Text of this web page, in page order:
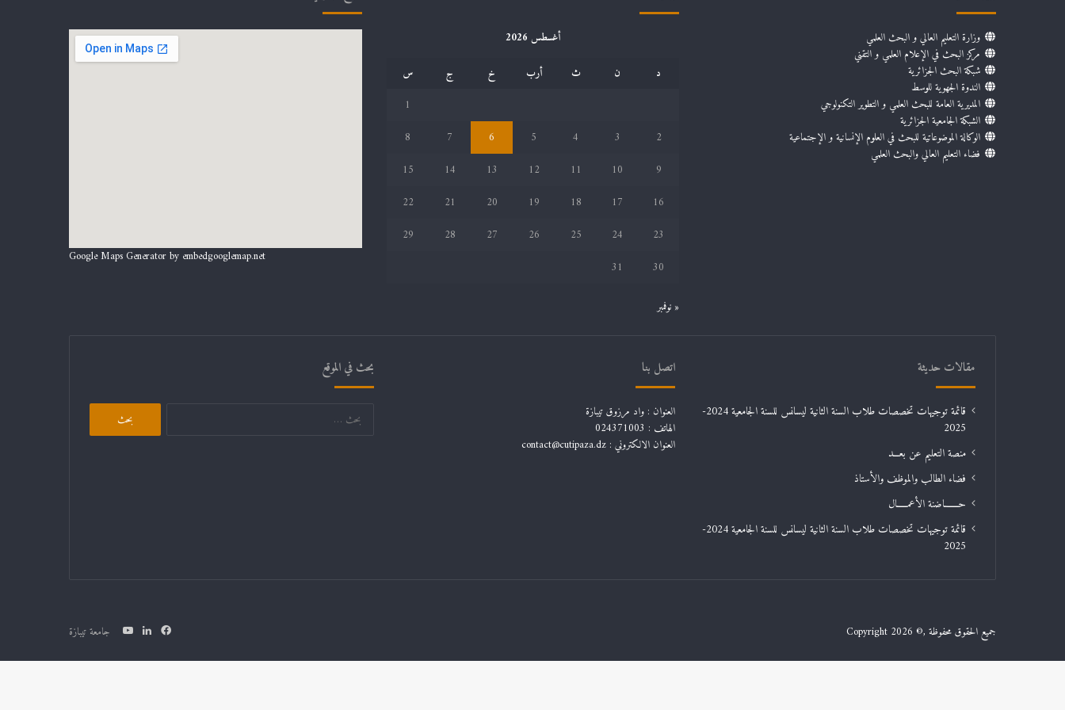
وزارة التعليم العالي و البحث العلمي
مركز البحث في الإعلام العلمي و التقني
شبكة البحث الجزائرية
الندوة الجهوية للوسط
المديرية العامة للبحث العلمي و التطوير التكنولوجي
الشبكة الجامعية الجزائرية
الوكالة الموضوعاتية للبحث في العلوم الإنسانية و الإجتماعية
فضاء التعليم العالي والبحث العلمي
أغسطس 2026
د
ن ث أرب خ ج
س
1
2
3
4
5
6
7
8
9
10
11
12
13
14
15
16
17
18
19
20
21
22
23
24
25
26
27
28
29
30
31
« نوفمبر
Google Maps Generator by embedgooglemap.net
مقالات حديثة
قائمة توجيهات تخصصات طلاب السنة الثانية ليسانس للسنة الجامعية 2024-
2025
منصة التعليم عن بعـــد
فضاء الطالب والموظف والأستاذ
حـــــــاضنة الأعمـــــال
قائمة توجيهات تخصصات طلاب السنة الثانية ليسانس للسنة الجامعية 2024-
2025
اتصل بنا
العنوان : واد مرزوق تيبازة
الهاتف : 024371003
العنوان الالكتروني : contact@cutipaza.dz
بحث في الموقع
جميع الحقوق محفوظة ,© Copyright 2026 جامعة تيبازة